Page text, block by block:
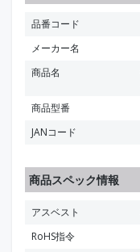
品番コード
メーカー名
商品名
商品型番
JANコード
商品スペック情報
アスベスト
RoHS指令